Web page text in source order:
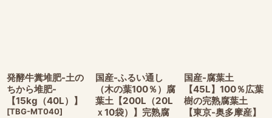
発酵牛糞堆肥-土の
ちから堆肥-
【15kg（40L）】
[TBG-MT040]
国産-ふるい通し
（木の葉100％）腐
葉土【200L（20L
ｘ10袋）】完熟腐
国産-腐葉土
【45L】100％広葉
樹の完熟腐葉土
【東京-奥多摩産】